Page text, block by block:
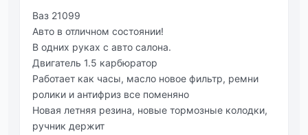
Ваз 21099
Авто в отличном состоянии!
В одних руках с авто салона.
Двигатель 1.5 карбюратор
Работает как часы, масло новое фильтр, ремни
ролики и антифриз все поменяно
Новая летняя резина, новые тормозные колодки,
ручник держит